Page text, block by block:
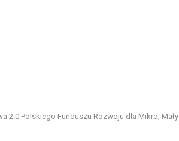
Polskiego Funduszu Rozwoju dla Mikro,